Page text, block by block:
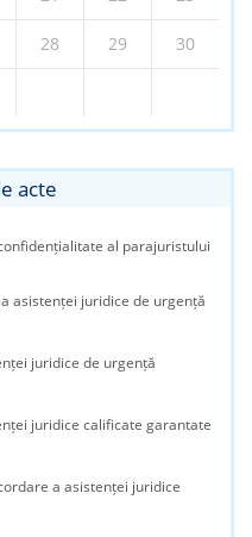
28 29 30
acte
al parajuristului
asistenței juridice de urgență
juridice de urgență
juridice calificate garantate
a asistenței juridice